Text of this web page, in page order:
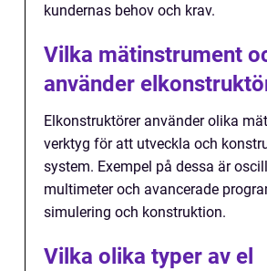
kundernas behov och krav.
Vilka mätinstrument
använder
Elkonstruktörer använder olika
verktyg för att utveckla och
system. Exempel på dessa är
multimeter och avancerade
simulering och konstruktion.
Vilka olika typer av el